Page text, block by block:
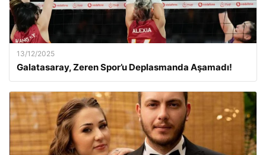
13/12/2025
Galatasaray, Zeren Spor’u Deplasmanda Aşamadı!